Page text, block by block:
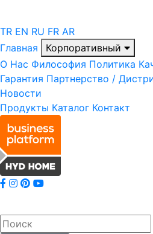
TR EN RU FR AR
Главная
Корпоративный
О Нас Философия Политика
Гарантия Партнерство /
Новости
Продукты Каталог Контакт